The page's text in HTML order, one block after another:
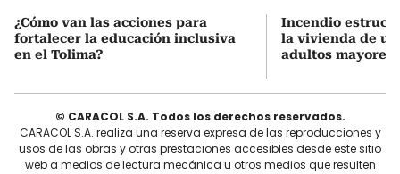
¿Cómo van las acciones para
fortalecer la educación inclusiva
en el Tolima?
Incendio
la vivienda de
adultos mayores
© CARACOL S.A. Todos los derechos reservados.
CARACOL S.A. realiza una reserva expresa de las reproducciones y
usos de las obras y otras prestaciones accesibles desde este sitio
web a medios de lectura mecánica u otros medios que resulten